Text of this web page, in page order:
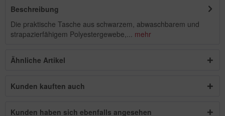
Beschreibung
Die praktische Tasche aus schwarzem, abwaschbarem und
strapazierfähigem Polyestergewebe,... mehr
Ähnliche Artikel
Kunden kauften auch
Kunden haben sich ebenfalls angesehen